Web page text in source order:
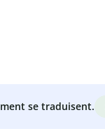
se traduisent.